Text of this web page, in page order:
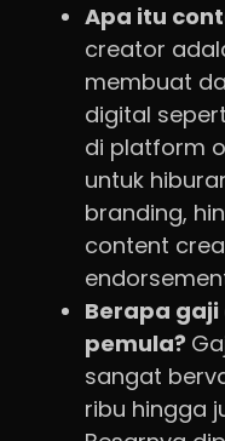
Apa itu
creator
membuat
digital
di platform
untuk
branding,
content
Berapa
pemula?
sangat
ribu hingga